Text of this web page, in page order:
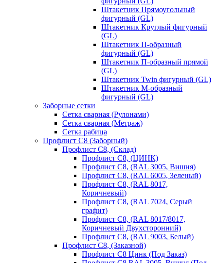
Штакетник Прямоугольный
фигурный (GL)
Штакетник Круглый фигурный
(GL)
Штакетник П-образный
фигурный (GL)
Штакетник П-образный прямой
(GL)
Штакетник Twin фигурный (GL)
Штакетник М-образный
фигурный (GL)
Заборные сетки
Сетка сварная (Рулонами)
Сетка сварная (Метраж)
Сетка рабица
Профлист С8 (Заборный)
Профлист С8, (Склад)
Профлист С8, (ЦИНК)
Профлист С8, (RAL 3005, Вишня)
Профлист С8, (RAL 6005, Зеленый)
Профлист С8, (RAL 8017,
Коричневый)
Профлист С8, (RAL 7024, Серый
графит)
Профлист С8, (RAL 8017/8017,
Коричневый Двухсторонний)
Профлист С8, (RAL 9003, Белый)
Профлист С8, (Заказной)
Профлист С8 Цинк (Под Заказ)